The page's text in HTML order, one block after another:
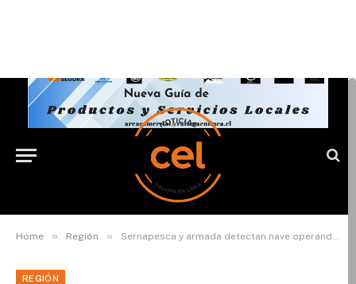
Home » Región » Sernapesca y armada detectan nave operando con arte de pesca ilegal
REGIÓN